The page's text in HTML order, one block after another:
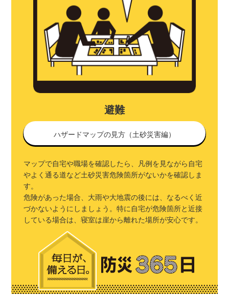
避難
ハザードマップの見方（土砂災害編）
マップで自宅や職場を確認したら、凡例を見ながら自宅
やよく通る道など土砂災害危険箇所がないかを確認しま
す。
危険があった場合、大雨や大地震の後には、なるべく近
づかないようにしましょう。特に自宅が危険箇所と近接
している場合は、寝室は崖から離れた場所が安心です。